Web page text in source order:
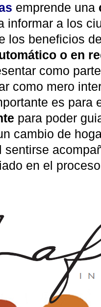
s emprende una
informar a los
los beneficios
o en
como
como mero
es para
para poder
cambio de
sentirse
en el